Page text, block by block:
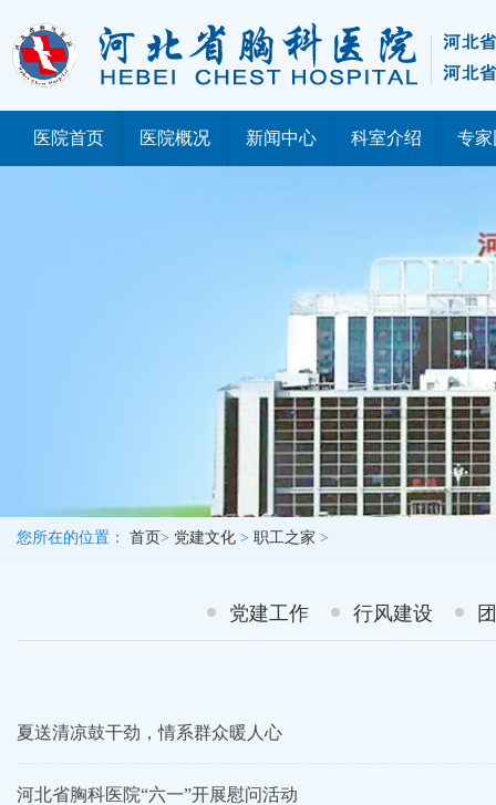
医院首页 医院概况 新闻中心 科室介绍 专
您所在的位置： 首页> 党建文化 > 职工之家 >
党建工作 行风建设
夏送清凉鼓干劲，情系群众暖人心
河北省胸科医院“六一”开展慰问活动